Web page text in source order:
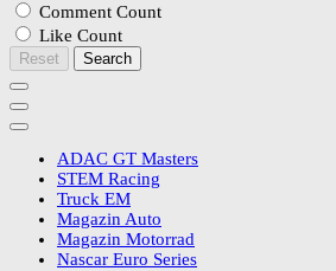
Comment Count
Like Count
Reset Search
ADAC GT Masters
STEM Racing
Truck EM
Magazin Auto
Magazin Motorrad
Nascar Euro Series